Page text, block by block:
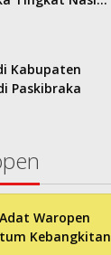
Kabupaten
Paskibraka
Waropen
Kebangkitan